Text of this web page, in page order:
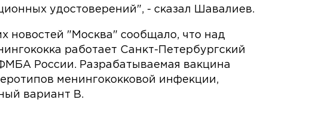
удостоверений", - сказал Шавалиев.
новостей "Москва" сообщало, что над
работает Санкт-Петербургский
России. Разрабатываемая вакцина
менингококковой инфекции,
вариант В.